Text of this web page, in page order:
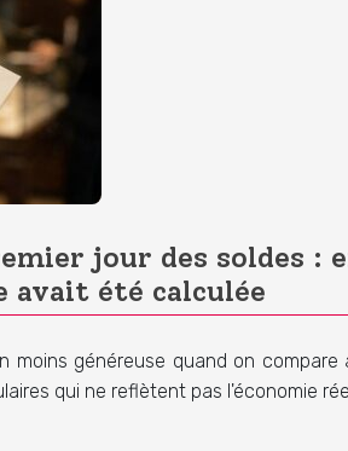
jour des soldes :
été calculée
généreuse quand on
qui ne reflètent pas l'économie